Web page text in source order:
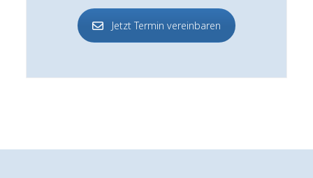
Jetzt Termin vereinbaren